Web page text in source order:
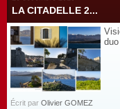
LA CITADELLE 2...
Écrit par Olivier GOMEZ